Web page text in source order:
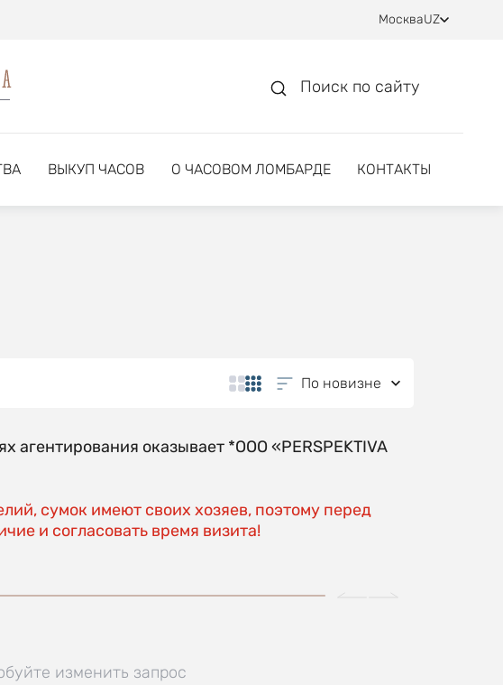
МоскваUZ
Поиск по сайту
ВЫКУП ЧАСОВ О ЧАСОВОМ ЛОМБАРДЕ КОНТАКТЫ
По новизне
оказывает *OOO «PERSPEKTIVA
сумок имеют своих хозяев, поэтому перед
и согласовать время визита!
изменить запрос